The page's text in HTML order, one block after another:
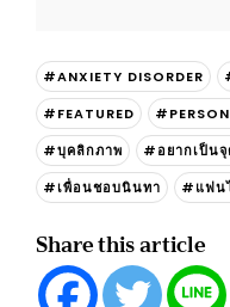
#ANXIETY DISORDER
#FEATURED
#บุคลิกภาพ
#อยากเป็นจุ
#เพื่อนชอบนินทา
#แฟน
Share this article